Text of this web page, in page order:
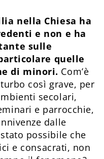
nella Chiesa ha
e non e ha
sulle
quelle
di minori. Com’è
così grave, per
secolari,
e parrocchie,
dalle
possibile che
e consacrati, non